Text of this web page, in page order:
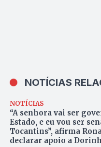
NOTÍCIAS
NOTÍCIAS
“A senhora vai ser
Estado, e eu vou ser
Tocantins”, afirma
declarar apoio a